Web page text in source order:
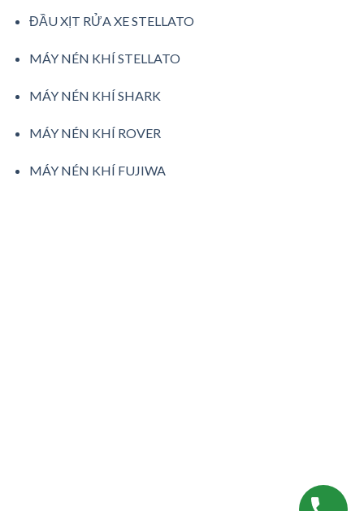
ĐẦU XỊT RỬA XE STELLATO
MÁY NÉN KHÍ STELLATO
MÁY NÉN KHÍ SHARK
MÁY NÉN KHÍ ROVER
MÁY NÉN KHÍ FUJIWA